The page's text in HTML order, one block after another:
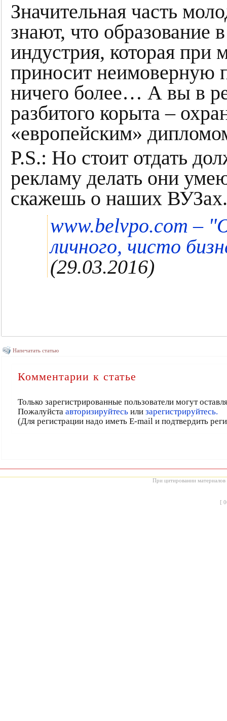
Значительная часть
знают, что
индустрия, которая при
приносит неимоверную
ничего более… А вы в
разбитого корыта –
«европейским»
P.S.: Но стоит отдать
рекламу делать они
скажешь о наших ВУЗах.
www.belvpo.com – "
личного, чисто
(29.03.2016)
Напечатать статью
Комментарии к статье
Только зарегистрированные пользователи могут
Пожалуйста авторизируйтесьили зарегистрируйтесь.
(Для регистрации надо иметь E-mail и подтвердить
При цитировании материалов
[